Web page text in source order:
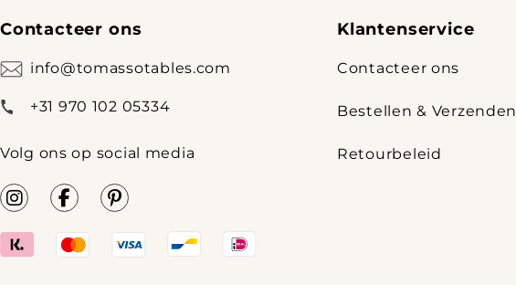
Contacteer ons
info@tomassotables.com
+31 970 102 05334
Volg ons op social media
Klantenservice
Contacteer ons
Bestellen & Verzenden
Retourbeleid